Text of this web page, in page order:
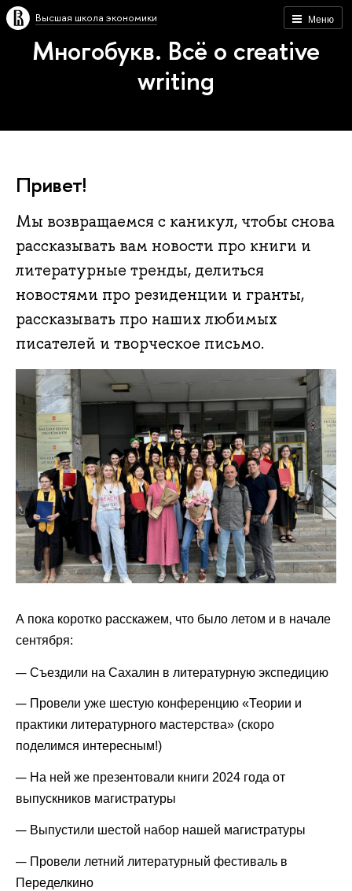
Меню
Высшая школа экономики
Многобукв. Всё о creative
writing
Привет!
Мы возвращаемся с каникул, чтобы снова
рассказывать вам новости про книги и
литературные тренды, делиться
новостями про резиденции и гранты,
рассказывать про наших любимых
писателей и творческое письмо.
А пока коротко расскажем, что было летом и в начале
сентября:
Съездили на Сахалин в литературную экспедицию
Провели уже шестую конференцию «Теории и
практики литературного мастерства» (скоро
поделимся интересным!)
На ней же презентовали книги 2024 года от
выпускников магистратуры
Выпустили шестой набор нашей магистратуры
Провели летний литературный фестиваль в
Переделкино